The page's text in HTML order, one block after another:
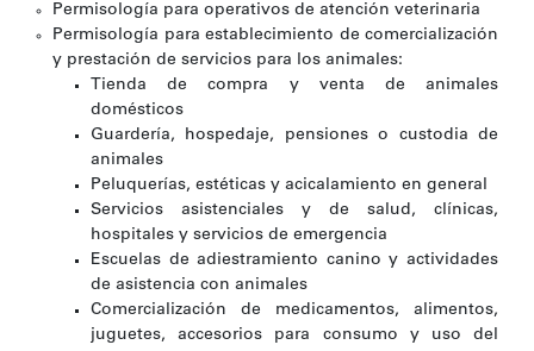
Permisología para operativos de atención veterinaria
Permisología para establecimiento de comercialización
y prestación de servicios para los animales:
Tienda de compra y venta de animales
domésticos
Guardería, hospedaje, pensiones o custodia de
animales
Peluquerías, estéticas y acicalamiento en general
Servicios asistenciales y de salud, clínicas,
hospitales y servicios de emergencia
Escuelas de adiestramiento canino y actividades
de asistencia con animales
Comercialización de medicamentos, alimentos,
juguetes, accesorios para consumo y uso del